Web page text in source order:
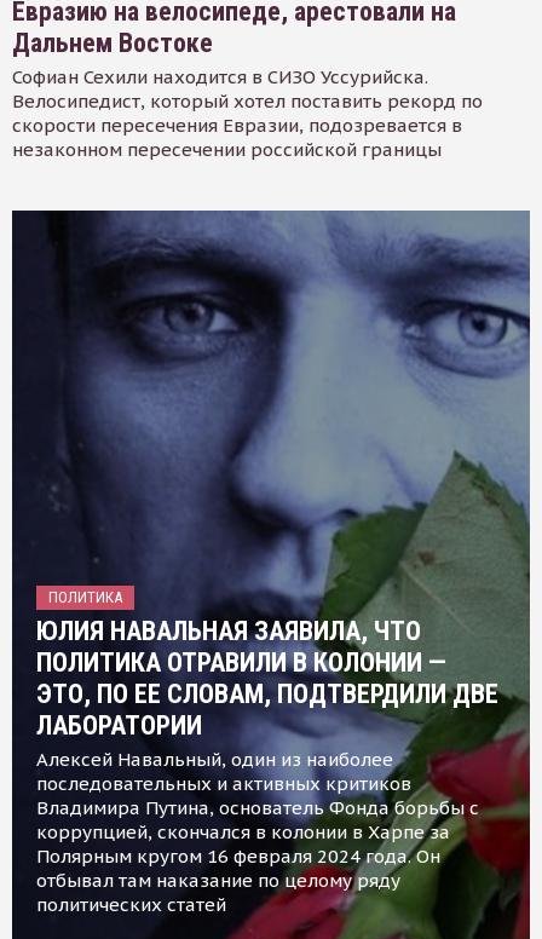
Евразию на велосипеде, арестовали на
Дальнем Востоке
Софиан Сехили находится в СИЗО Уссурийска.
Велосипедист, который хотел поставить рекорд по
скорости пересечения Евразии, подозревается в
незаконном пересечении российской границы
ПОЛИТИКА
ЮЛИЯ НАВАЛЬНАЯ ЗАЯВИЛА, ЧТО
ПОЛИТИКА ОТРАВИЛИ В КОЛОНИИ —
ЭТО, ПО ЕЕ СЛОВАМ, ПОДТВЕРДИЛИ ДВЕ
ЛАБОРАТОРИИ
Алексей Навальный, один из наиболее
последовательных и активных критиков
Владимира Путина, основатель Фонда борьбы с
коррупцией, скончался в колонии в Харпе за
Полярным кругом 16 февраля 2024 года. Он
отбывал там наказание по целому ряду
политических статей